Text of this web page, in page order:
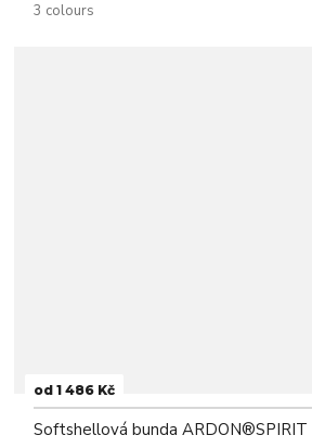
3 colours
od 1 486 Kč
Softshellová bunda ARDON®SPIRIT